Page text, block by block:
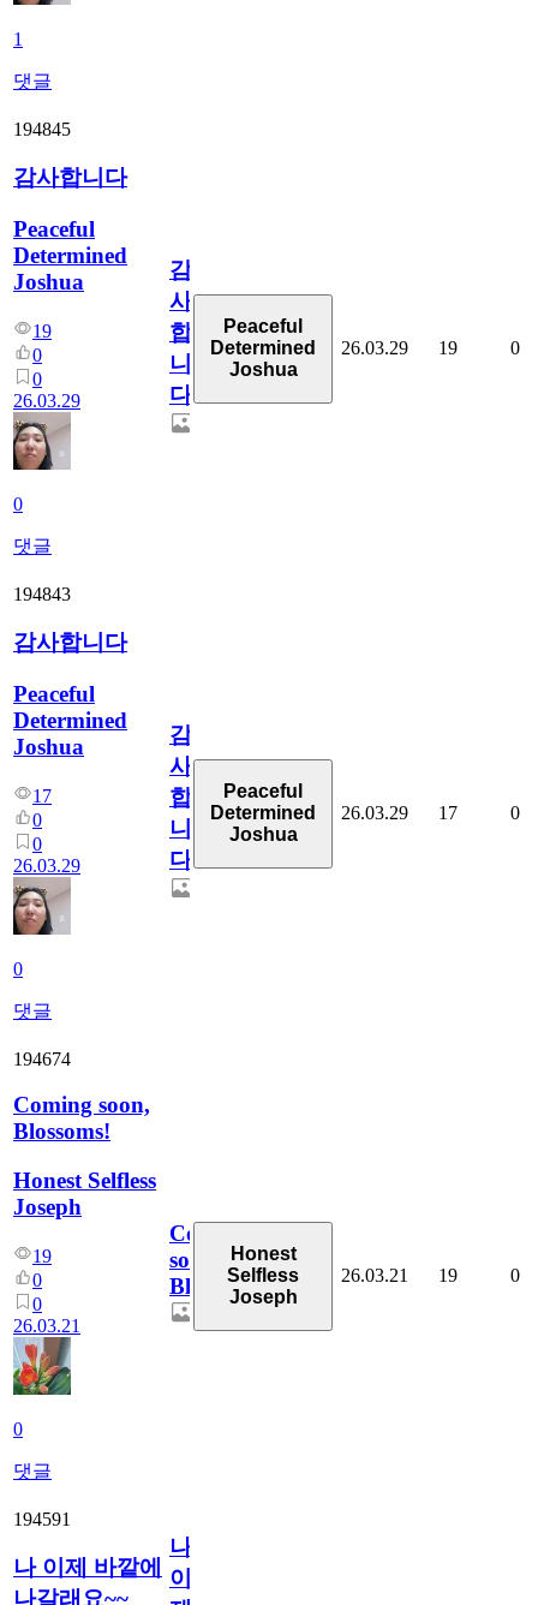
1
댓글
194845
감사합니다
Peaceful
Determined
Joshua
19
0
0
26.03.29
0
댓글
감
사
합
니
다
Peaceful
Determined
Joshua
26.03.29 19 0
194843
감사합니다
Peaceful
Determined
Joshua
17
0
0
26.03.29
0
댓글
감
사
합
니
다
Peaceful
Determined
Joshua
26.03.29 17 0
194674
Coming soon,
Blossoms!
Honest Selfless
Joseph
19
0
0
26.03.21
0
댓글
Coming
soon,
Blossoms!
Honest
Selfless
Joseph
26.03.21 19 0
194591
나 이제 바깥에
나갈래요~~
나
이